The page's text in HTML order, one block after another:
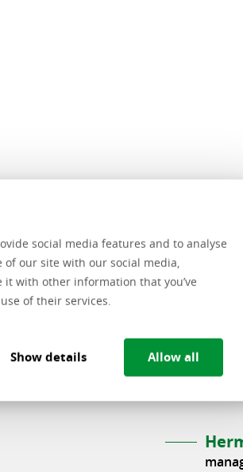
social media features and to analyse
our site with our social media,
with other information that you’ve
of their services.
Show details Allow all
de toekomst
naar de multi-